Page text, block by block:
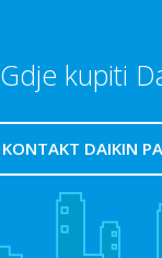
Gdje kupiti
KONTAKT DAIKIN